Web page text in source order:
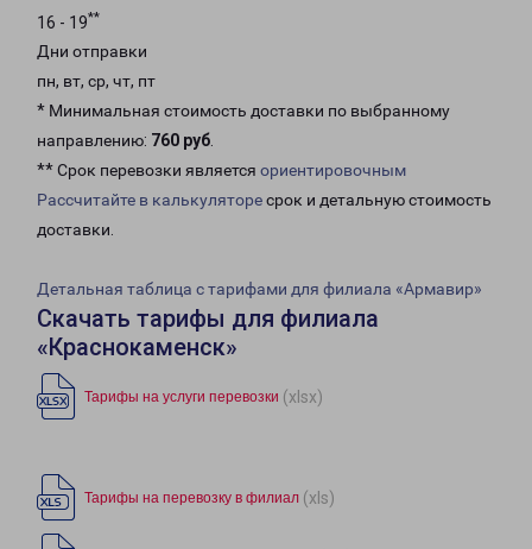
16 - 19**
Дни отправки
пн, вт, ср, чт, пт
* Минимальная стоимость доставки по выбранному
направлению: 760 руб.
** Срок перевозки является ориентировочным
Рассчитайте в калькуляторесрок и детальную стоимость
доставки.
Детальная таблица с тарифами для филиала «Армавир»
Скачать тарифы для филиала
«Краснокаменск»
Тарифы на услуги перевозки (xlsx)
Тарифы на перевозку в филиал (xls)